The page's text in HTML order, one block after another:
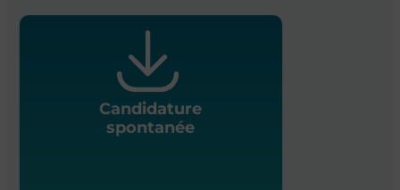
Candidature
spontanée